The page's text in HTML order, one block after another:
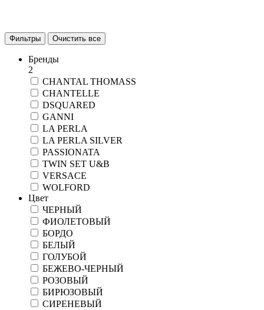
Фильтры Очистить все
Бренды
2
CHANTAL THOMASS
CHANTELLE
DSQUARED
GANNI
LA PERLA
LA PERLA SILVER
PASSIONATA
TWIN SET U&B
VERSACE
WOLFORD
Цвет
ЧЕРНЫЙ
ФИОЛЕТОВЫЙ
БОРДО
БЕЛЫЙ
ГОЛУБОЙ
БЕЖЕВО-ЧЕРНЫЙ
РОЗОВЫЙ
БИРЮЗОВЫЙ
СИРЕНЕВЫЙ